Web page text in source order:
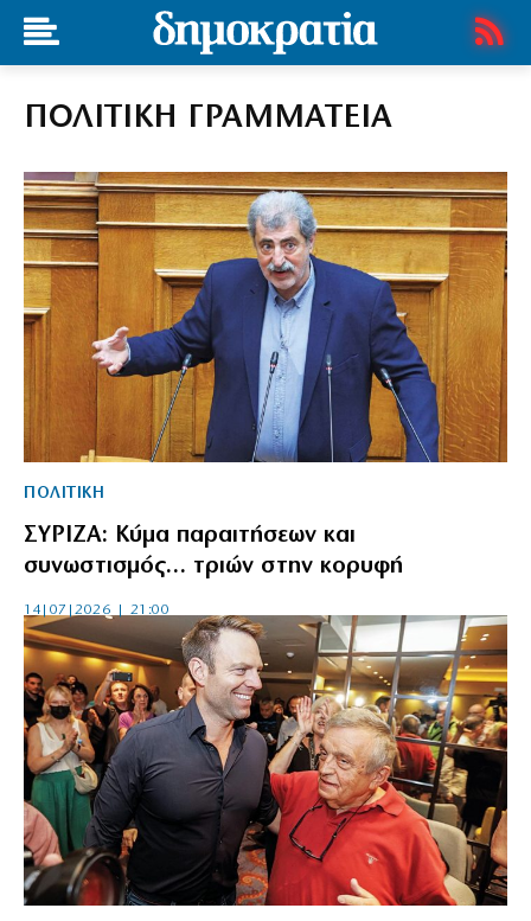
ΠΟΛΙΤΙΚΗ ΓΡΑΜΜΑΤΕΙΑ
ΠΟΛΙΤΙΚΗ
ΣΥΡΙΖΑ: Κύμα παραιτήσεων και
συνωστισμός… τριών στην κορυφή
14|07|2026 | 21:00